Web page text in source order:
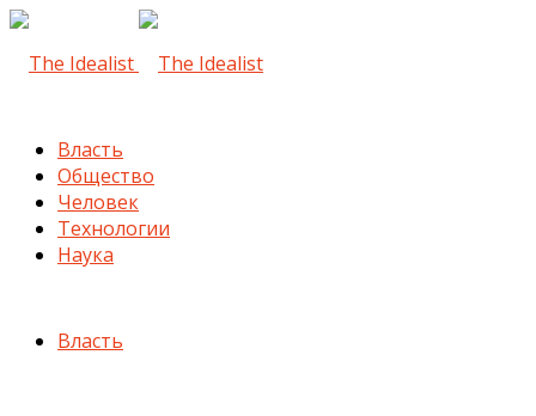
Власть
Общество
Человек
Технологии
Наука
Власть